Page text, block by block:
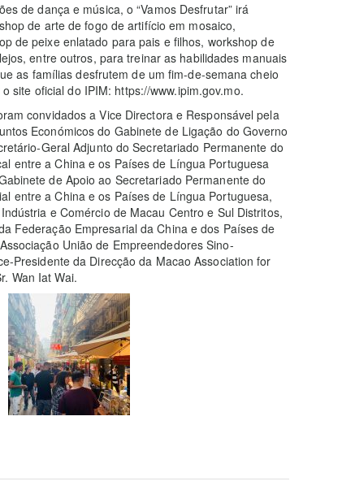
de dança e música, o “Vamos Desfrutar” irá
de arte de fogo de artifício em mosaico,
de peixe enlatado para pais e filhos, workshop de
entre outros, para treinar as habilidades manuais
as famílias desfrutem de um fim-de-semana cheio
site oficial do IPIM: https://www.ipim.gov.mo.
convidados a Vice Directora e Responsável pela
Económicos do Gabinete de Ligação do Governo
Geral Adjunto do Secretariado Permanente do
entre a China e os Países de Língua Portuguesa
de Apoio ao Secretariado Permanente do
entre a China e os Países de Língua Portuguesa,
e Comércio de Macau Centro e Sul Distritos,
Federação Empresarial da China e dos Países de
União de Empreendedores Sino-
Presidente da Direcção da Macao Association for
Wan Iat Wai.